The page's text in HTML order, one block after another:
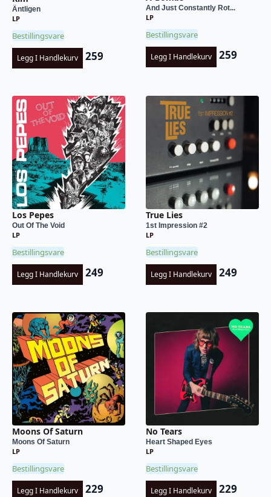
Äntligen
LP
Bestillingsvare
Legg I Handlekurv 259
And Just Constantly Rot...
LP
Bestillingsvare
Legg I Handlekurv 259
Los Pepes
Out Of The Void
LP
Bestillingsvare
Legg I Handlekurv 249
True Lies
1st Impression #2
LP
Bestillingsvare
Legg I Handlekurv 249
Moons Of Saturn
Moons Of Saturn
LP
Bestillingsvare
Legg I Handlekurv 229
No Tears
Heart Shaped Eyes
LP
Bestillingsvare
Legg I Handlekurv 229